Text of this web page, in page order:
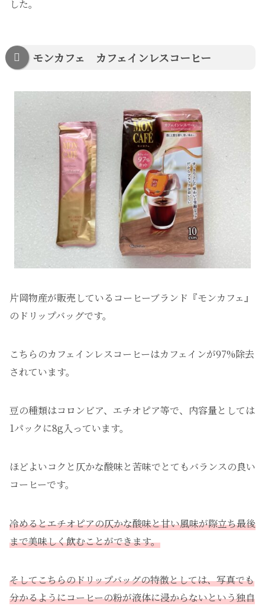
した。
モンカフェ カフェインレスコーヒー
片岡物産が販売しているコーヒーブランド『モンカフェ』
のドリップバッグです。
こちらのカフェインレスコーヒーはカフェインが97%除去
されています。
豆の種類はコロンビア、エチオピア等で、内容量としては
1パックに8g入っています。
ほどよいコクと仄かな酸味と苦味でとてもバランスの良い
コーヒーです。
冷めるとエチオピアの仄かな酸味と甘い風味が際立ち最後
まで美味しく飲むことができます。
そしてこちらのドリップバッグの特徴としては、写真でも
分かるようにコーヒーの粉が液体に浸からないという独自